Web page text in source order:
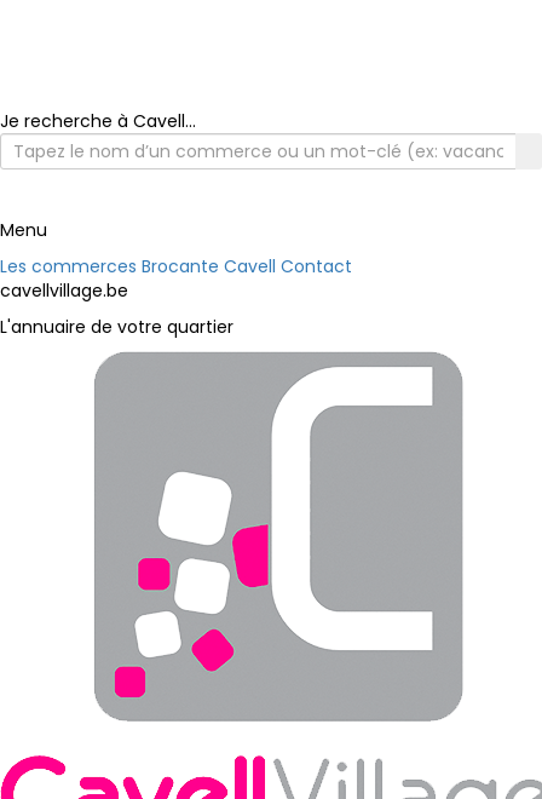
Je recherche à Cavell...
Menu
Les commerces Brocante Cavell Contact
cavellvillage.be
L'annuaire de votre quartier